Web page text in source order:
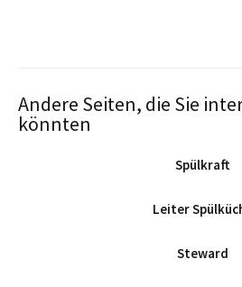
Andere Seiten, die Sie
könnten
Spülkraft
Leiter
Steward